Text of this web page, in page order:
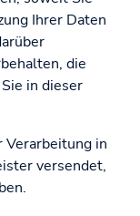
Ihrer Daten
die
in dieser
in
versendet,